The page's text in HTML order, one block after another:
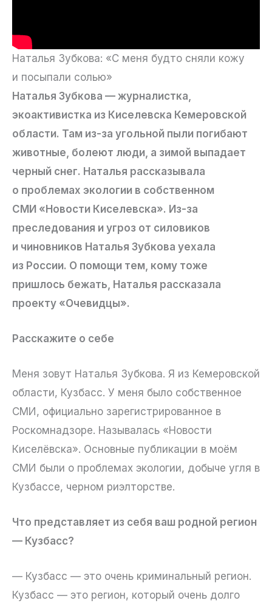
Наталья Зубкова: «С меня будто сняли кожу
и посыпали солью»
Наталья Зубкова — журналистка,
экоактивистка из Киселевска Кемеровской
области. Там из-за угольной пыли погибают
животные, болеют люди, а зимой выпадает
черный снег. Наталья рассказывала
о проблемах экологии в собственном
СМИ «Новости Киселевска». Из-за
преследования и угроз от силовиков
и чиновников Наталья Зубкова уехала
из России. О помощи тем, кому тоже
пришлось бежать, Наталья рассказала
проекту «Очевидцы».
Расскажите о себе
Меня зовут Наталья Зубкова. Я из Кемеровской
области, Кузбасс. У меня было собственное
СМИ, официально зарегистрированное в
Роскомнадзоре. Называлась «Новости
Киселёвска». Основные публикации в моём
СМИ были о проблемах экологии, добыче угля в
Кузбассе, черном риэлторстве.
Что представляет из себя ваш родной регион
— Кузбасс?
— Кузбасс — это очень криминальный регион.
Кузбасс — это регион, который очень долго